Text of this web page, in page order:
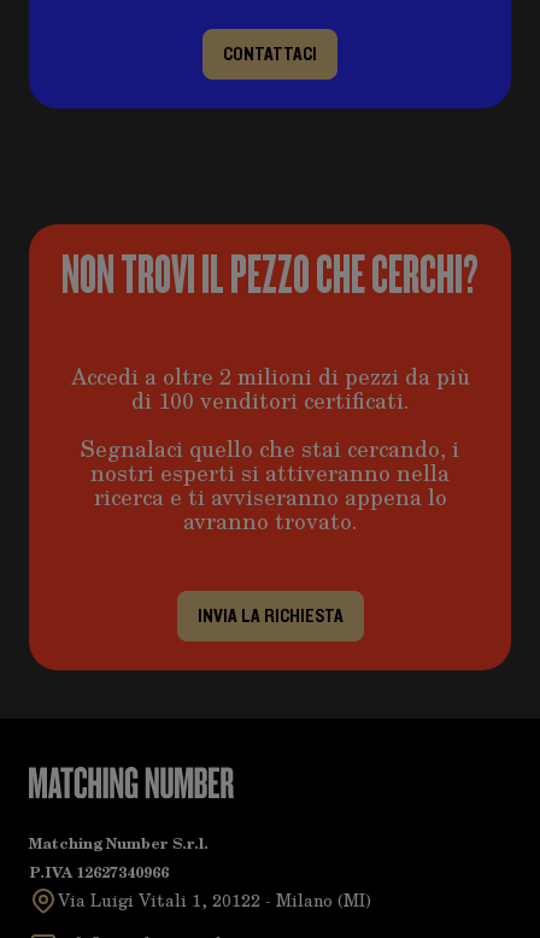
CONTATTACI
NON TROVI IL PEZZO CHE CERCHI?
Accedi a oltre 2 milioni di pezzi da più
di 100 venditori certificati.
Segnalaci quello che stai cercando, i
nostri esperti si attiveranno nella
ricerca e ti avviseranno appena lo
avranno trovato.
INVIA LA RICHIESTA
Matching Number S.r.l.
P.IVA 12627340966
Via Luigi Vitali 1, 20122 - Milano (MI)